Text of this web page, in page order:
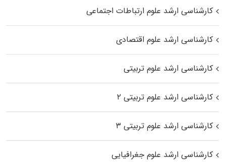
کارشناسی ارشد علوم ارتباطات اجتماعی
کارشناسی ارشد علوم اقتصادی
کارشناسی ارشد علوم تربیتی
کارشناسی ارشد علوم تربیتی ۲
کارشناسی ارشد علوم تربیتی ۳
کارشناسی ارشد علوم جغرافیایی